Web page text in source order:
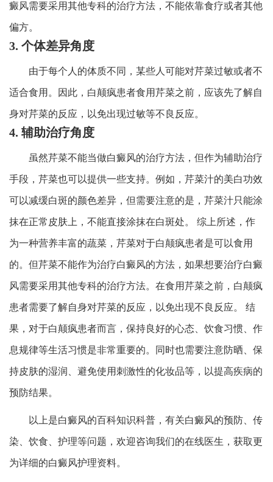
癜风需要采用其他专科的治疗方法，不能依靠食疗或者其他
偏方。
3. 个体差异角度
由于每个人的体质不同，某些人可能对芹菜过敏或者不
适合食用。因此，白颠疯患者食用芹菜之前，应该先了解自
身对芹菜的反应，以免出现过敏等不良反应。
4. 辅助治疗角度
虽然芹菜不能当做白癜风的治疗方法，但作为辅助治疗
手段，芹菜也可以提供一些支持。例如，芹菜汁的美白功效
可以减缓白斑的颜色差异，但需要注意的是，芹菜汁只能涂
抹在正常皮肤上，不能直接涂抹在白斑处。 综上所述，作
为一种营养丰富的蔬菜，芹菜对于白颠疯患者是可以食用
的。但芹菜不能作为治疗白癜风的方法，如果想要治疗白癜
风需要采用其他专科的治疗方法。在食用芹菜之前，白颠疯
患者需要了解自身对芹菜的反应，以免出现不良反应。 结
果，对于白颠疯患者而言，保持良好的心态、饮食习惯、作
息规律等生活习惯是非常重要的。同时也需要注意防晒、保
持皮肤的湿润、避免使用刺激性的化妆品等，以提高疾病的
预防结果。
以上是白癜风的百科知识科普，有关白癜风的预防、传
染、饮食、护理等问题，欢迎咨询我们的在线医生，获取更
为详细的白癜风护理资料。